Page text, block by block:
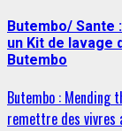
Butembo/ Sante
un Kit de lavage
Butembo
Butembo : Mending
remettre des vivres